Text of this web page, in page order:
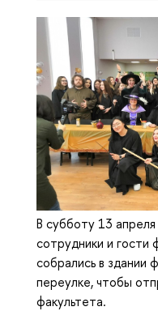
В субботу 13
сотрудники и гости
собрались в здании
переулке, чтобы
факультета.